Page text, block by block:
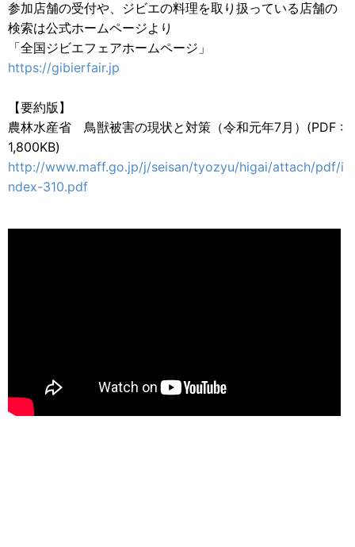
参加店舗の受付や、ジビエの料理を取り扱っている店舗の
検索は公式ホームページより
「全国ジビエフェアホームページ」
https://gibierfair.jp
【要約版】
農林水産省 鳥獣被害の現状と対策（令和元年7月）(PDF :
1,800KB)
http://www.maff.go.jp/j/seisan/tyozyu/higai/attach/pdf/i
ndex-310.pdf